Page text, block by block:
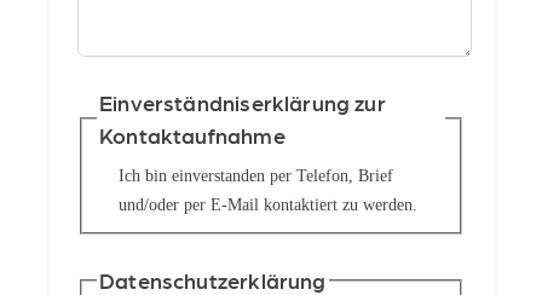
Einverständniserklärung zur
Kontaktaufnahme
Ich bin einverstanden per Telefon, Brief
und/oder per E-Mail kontaktiert zu werden.
Datenschutzerklärung